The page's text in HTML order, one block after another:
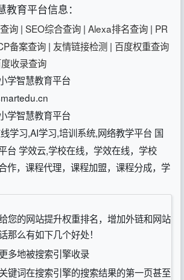
育平台信息：
询 | SEO综合查询 | Alexa排名查询 | PR
备案查询 | 友情链接检测 | 百度权重查询
收录查询
学智慧教育平台
学智慧教育平台
学习,AI学习,培训系统,网络教学平台 国
台 学效云,学校在线，学效在线，学校
作，课程代理，课程加盟，课程分成，学
您的网站提升权重排名，增加外链和网站
那么有如下几个好处！
多地被搜索引擎收录
键词在搜索引擎的搜索结果的第一页甚至